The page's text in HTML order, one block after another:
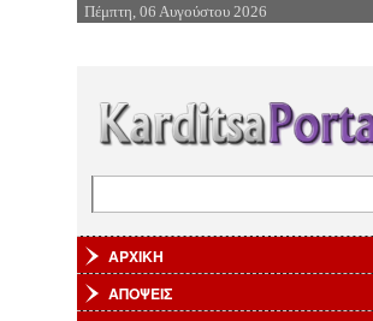
Επιστροφή στην Πλοήγηση
Πέμπτη, 06 Αυγούστου 2026
ΑΡΧΙΚΗ
ΑΠΟΨΕΙΣ